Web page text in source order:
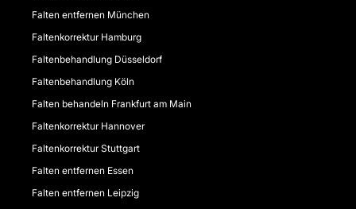
Falten entfernen München
Faltenkorrektur Hamburg
Faltenbehandlung Düsseldorf
Faltenbehandlung Köln
Falten behandeln Frankfurt am Main
Faltenkorrektur Hannover
Faltenkorrektur Stuttgart
Falten entfernen Essen
Falten entfernen Leipzig